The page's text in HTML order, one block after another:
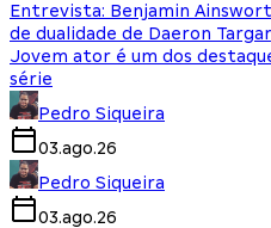
Entrevista: Benjamin
de dualidade de Daeron
Jovem ator é um dos
série
Pedro Siqueira
03.ago.26
Pedro Siqueira
03.ago.26